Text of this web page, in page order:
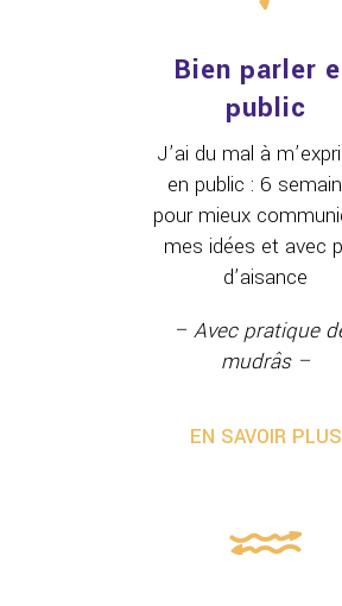
Bien parler
public
J’ai du mal à
en public : 6
pour mieux
mes idées et avec
d’aisance
– Avec pratique
mudrâs –
EN SAVOIR PLUS